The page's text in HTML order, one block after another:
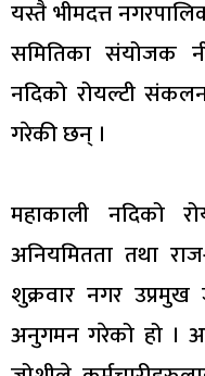
यस्तै भीमदत्त
समितिका संयोजक
नदिको रोयल्टी
गरेकी छन् ।
महाकाली नदिको
अनियमितता तथा
शुक्रवार नगर
अनुगमन गरेको हो ।